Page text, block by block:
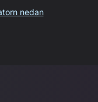
nedan